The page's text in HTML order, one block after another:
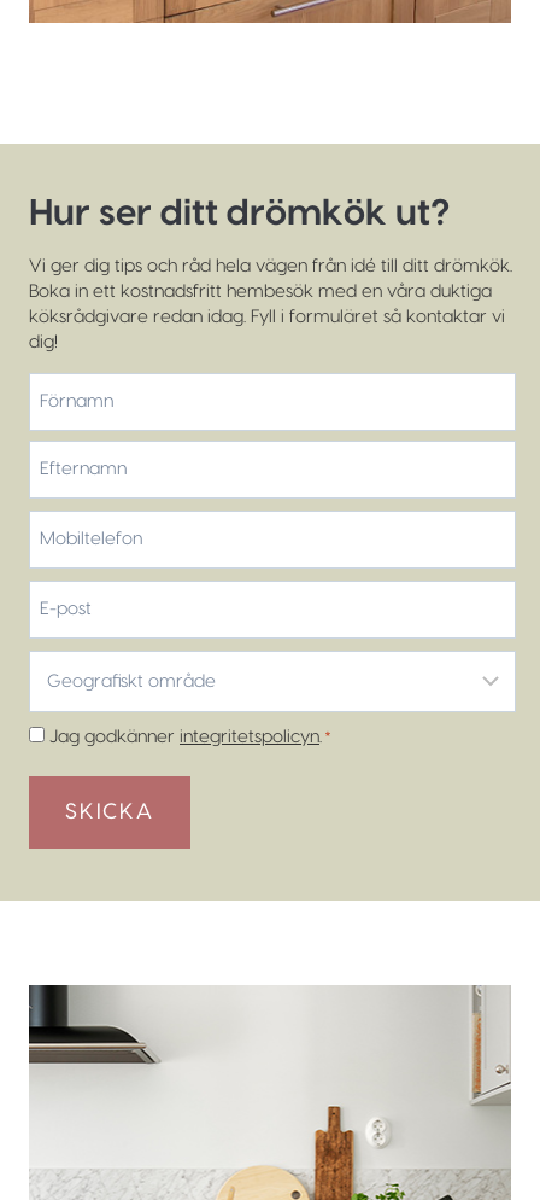
Hur ser ditt drömkök ut?
Vi ger dig tips och råd hela vägen från idé till ditt drömkök.
Boka in ett kostnadsfritt hembesök med en våra duktiga
köksrådgivare redan idag. Fyll i formuläret så kontaktar vi
dig!
Efternamn
post
område
*
Samtycke
Jag godkänner integritetspolicyn. *